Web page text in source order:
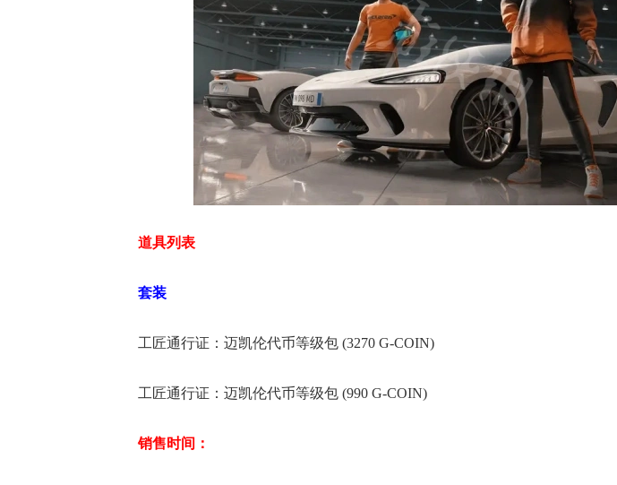
道具列表
套装
工匠通行证：迈凯伦代币等级包 (3270 G-COIN)
工匠通行证：迈凯伦代币等级包 (990 G-COIN)
销售时间：